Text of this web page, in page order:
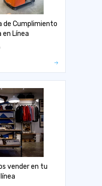
de Cumplimiento
en Línea
vender en tu